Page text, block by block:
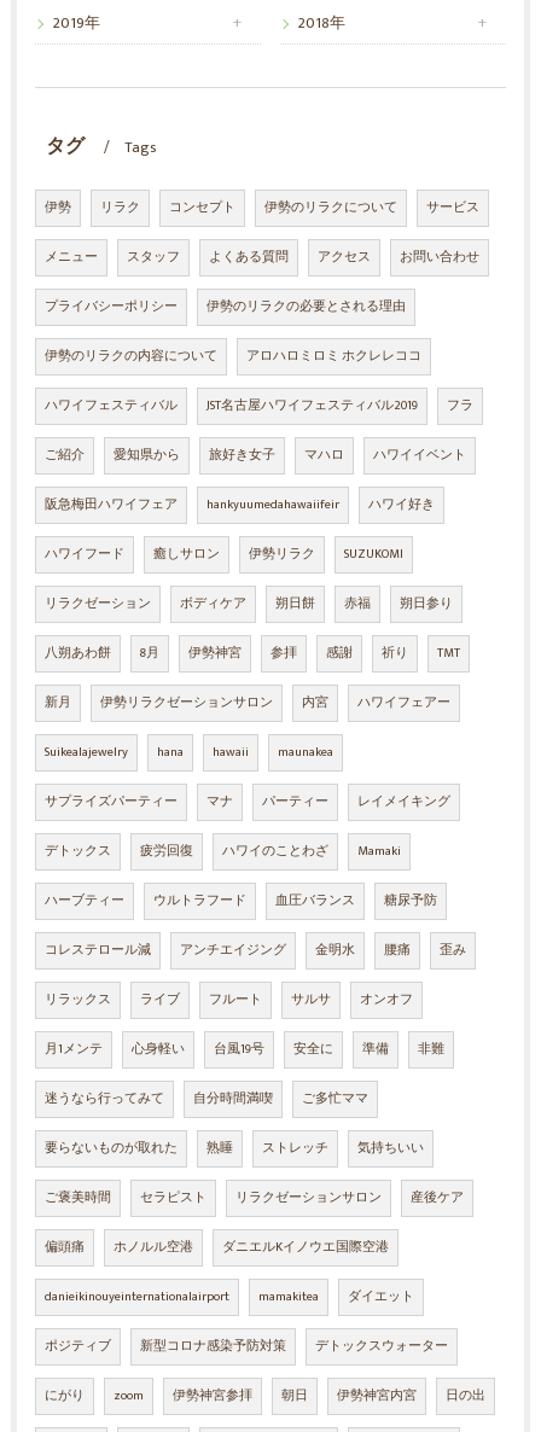
2019年
2018年
タグ Tags
伊勢 リラク コンセプト 伊勢のリラクについて サービス
メニュー スタッフ よくある質問 アクセス お問い合わせ
プライバシーポリシー 伊勢のリラクの必要とされる理由
伊勢のリラクの内容について アロハロミロミ ホクレレココ
ハワイフェスティバル JST名古屋ハワイフェスティバル2019 フラ
ご紹介 愛知県から 旅好き女子 マハロ ハワイイベント
阪急梅田ハワイフェア hankyuumedahawaiifeir ハワイ好き
ハワイフード 癒しサロン 伊勢リラク SUZUKOMI
リラクゼーション ボディケア 朔日餅 赤福 朔日参り
八朔あわ餅 8月 伊勢神宮 参拝 感謝 祈り TMT
新月 伊勢リラクゼーションサロン 内宮 ハワイフェアー
Suikealajewelry hana hawaii maunakea
サプライズパーティー マナ パーティー レイメイキング
デトックス 疲労回復 ハワイのことわざ Mamaki
ハーブティー ウルトラフード 血圧バランス 糖尿予防
コレステロール減 アンチエイジング 金明水 腰痛 歪み
リラックス ライブ フルート サルサ オンオフ
月1メンテ 心身軽い 台風19号 安全に 準備 非難
迷うなら行ってみて 自分時間満喫 ご多忙ママ
要らないものが取れた 熟睡 ストレッチ 気持ちいい
ご褒美時間 セラピスト リラクゼーションサロン 産後ケア
偏頭痛 ホノルル空港 ダニエルKイノウエ国際空港
danieikinouyeinternationalairport mamakitea ダイエット
ポジティブ 新型コロナ感染予防対策 デトックスウォーター
にがり zoom 伊勢神宮参拝 朝日 伊勢神宮内宮 日の出